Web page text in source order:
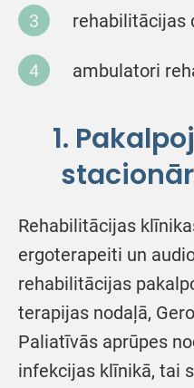
rehabilitācijas
ambulatori
1.
Rehabilitācijas
ergoterapeiti un
rehabilitācijas
terapijas nodaļā,
Paliatīvās aprūpes
infekcijas klīnikā, tai